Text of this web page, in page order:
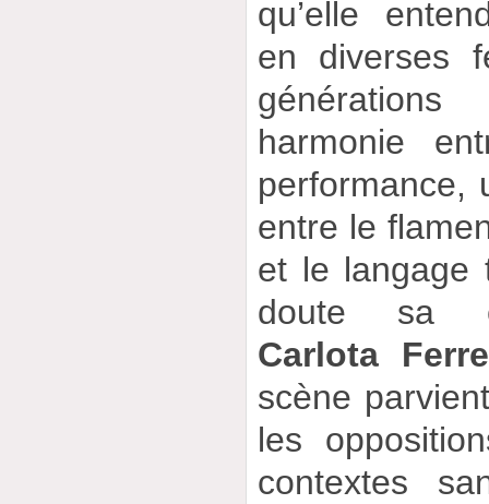
qu’elle
en diverses
harmonie
performance,
entre le
et le langage
doute sa
Carlota
scène
les
contextes